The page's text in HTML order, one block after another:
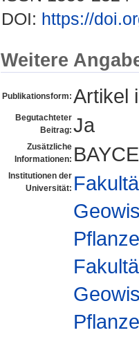
DOI: https://
Weitere
Publikationsform: Artikel
Begutachteter
Beitrag: Ja
Zusätzliche
Informationen:
Institutionen der
Universität: